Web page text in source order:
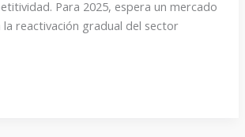
Para 2025, espera un mercado
reactivación gradual del sector